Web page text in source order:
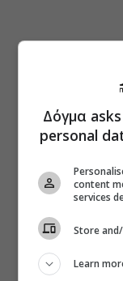
Δόγμα
personal
content
services
Store
Learn